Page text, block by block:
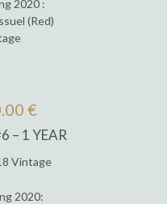
2020 :
(Red)
€
– 1 YEAR
Vintage
2020: